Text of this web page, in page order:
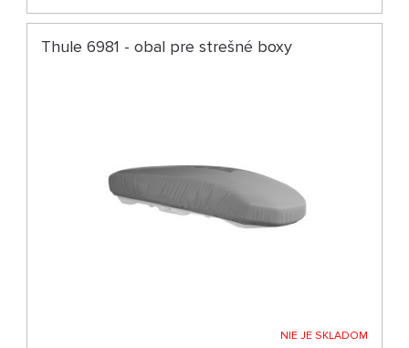
Thule 6981 - obal pre strešné boxy
NIE JE SKLADOM